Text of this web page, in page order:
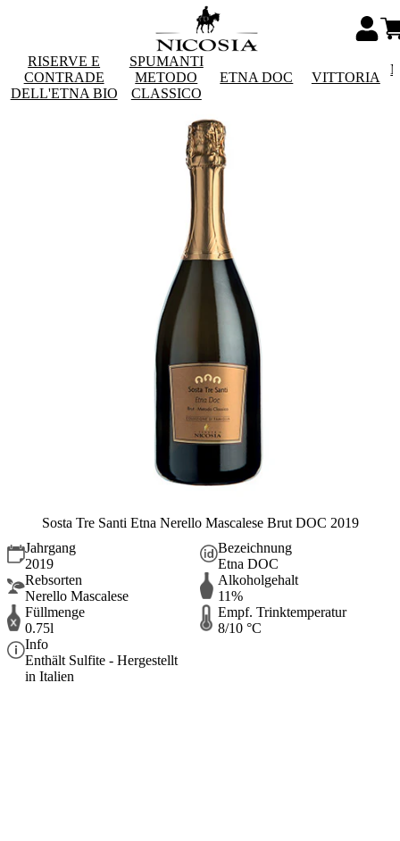
RISERVE E
CONTRADE
DELL'ETNA BIO
SPUMANTI
METODO
CLASSICO
ETNA DOC VITTORIA
Sosta Tre Santi Etna Nerello Mascalese Brut DOC 2019
Jahrgang
2019
Bezeichnung
Etna DOC
Rebsorten
Nerello Mascalese
Alkoholgehalt
11%
Füllmenge
0.75l
Empf. Trinktemperatur
8/10 °C
Info
Enthält Sulfite - Hergestellt
in Italien